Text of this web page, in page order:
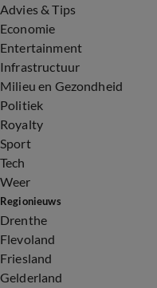
Advies & Tips
Economie
Entertainment
Infrastructuur
Milieu en Gezondheid
Politiek
Royalty
Sport
Tech
Weer
Regionieuws
Drenthe
Flevoland
Friesland
Gelderland